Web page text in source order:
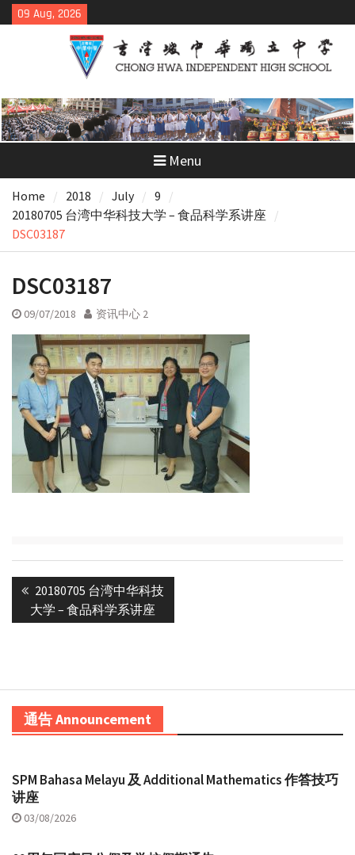
Skip
to
09 Aug, 2026
Menu
Home 2018 July
9
20180705 台湾中华科技大学 – 食品科学系讲座
DSC03187
DSC03187
09/07/2018 资讯中心 2
navigation
Previous
post:
20180705 台湾中华科技
大学 – 食品科学系讲座
通告 Announcement
SPM Bahasa Melayu 及 Additional Mathematics 作答技巧
讲座
03/08/2026